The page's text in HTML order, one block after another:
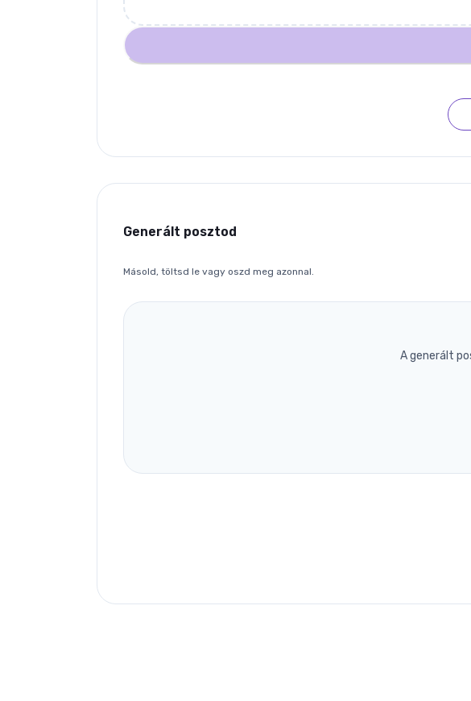
Generált posztod
Másold, töltsd le vagy oszd meg azonnal.
A generált